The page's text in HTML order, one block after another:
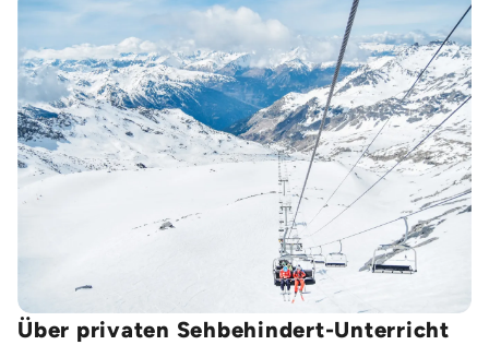
Über privaten Sehbehindert-Unterricht